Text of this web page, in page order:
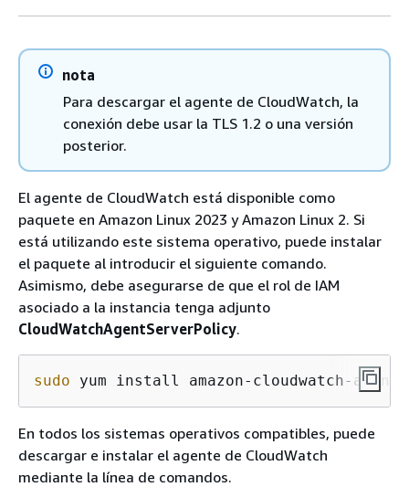
nota
Para descargar el agente de CloudWatch, la
conexión debe usar la TLS 1.2 o una versión
posterior.
El agente de CloudWatch está disponible como
paquete en Amazon Linux 2023 y Amazon Linux 2. Si
está utilizando este sistema operativo, puede instalar
el paquete al introducir el siguiente comando.
Asimismo, debe asegurarse de que el rol de IAM
asociado a la instancia tenga adjunto
CloudWatchAgentServerPolicy.
sudo yum install amazon-cloudwatch-agent
En todos los sistemas operativos compatibles, puede
descargar e instalar el agente de CloudWatch
mediante la línea de comandos.